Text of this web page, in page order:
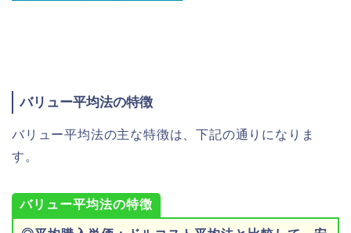
バリュー平均法の特徴
バリュー平均法の主な特徴は、下記の通りになりま
す。
バリュー平均法の特徴